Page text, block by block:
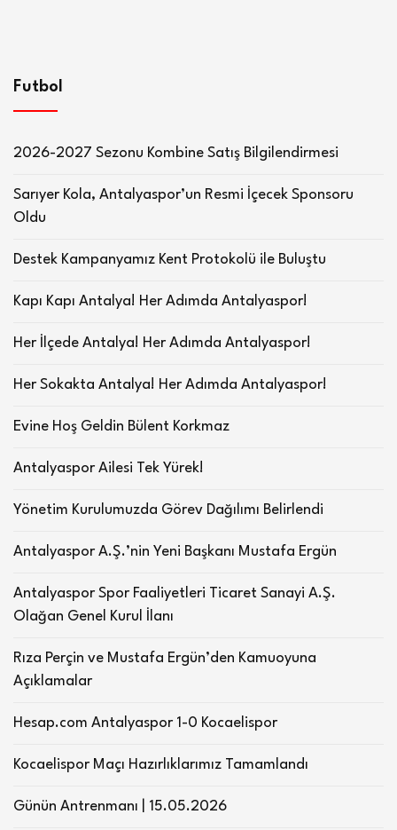
Futbol
2026-2027 Sezonu Kombine Satış Bilgilendirmesi
Sarıyer Kola, Antalyaspor’un Resmi İçecek Sponsoru
Oldu
Destek Kampanyamız Kent Protokolü ile Buluştu
Kapı Kapı Antalya! Her Adımda Antalyaspor!
Her İlçede Antalya! Her Adımda Antalyaspor!
Her Sokakta Antalya! Her Adımda Antalyaspor!
Evine Hoş Geldin Bülent Korkmaz
Antalyaspor Ailesi Tek Yürek!
Yönetim Kurulumuzda Görev Dağılımı Belirlendi
Antalyaspor A.Ş.’nin Yeni Başkanı Mustafa Ergün
Antalyaspor Spor Faaliyetleri Ticaret Sanayi A.Ş.
Olağan Genel Kurul İlanı
Rıza Perçin ve Mustafa Ergün’den Kamuoyuna
Açıklamalar
Hesap.com Antalyaspor 1-0 Kocaelispor
Kocaelispor Maçı Hazırlıklarımız Tamamlandı
Günün Antrenmanı | 15.05.2026